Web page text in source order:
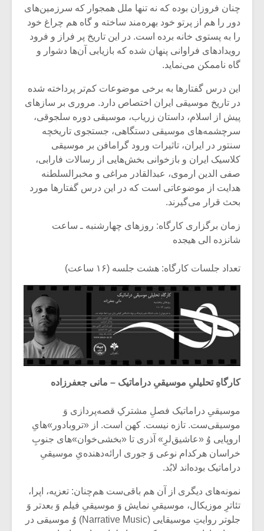
چنان فروزان بوده که نه تنها ملل همجوار که سرزمین‌های
دور را هم از پرتو خود بهره‌مند ساخته و گاه هم چراغ خود
را به پستوی خانه برده است. در این تاریخ پر فراز و فرود
رویدادهای فراوانی پنهان شده که بازیابی آن‌ها دشوار و
گاه ناممکن می‌نماید.
این درس گفتارها به برخی موضوعات کم‌تر پرداخته شده
در تاریخ موسیقی ایران اختصاص دارد. مروری بر سازهای
پیش از اسلام، داستان زریاب، موسیقی دوره سلجوقی،
سرچشمه‌های موسیقی دستگاهی، جستجوی تاریخچه
سنتور در ایران، تاثیرات ورود گرامافن بر موسیقی
کلاسیک ایران و بازخوانی بخش‌هایی از رسالات فارابی،
صفی الدین ارموی، عبدالقادر مراغی و مخبرالسلطنه
هدایت از موضوعاتی است که در این درس گفتارها مورد
بحث قرار می‌گیرند.
زمان برگزاری کارگاه: روزهای چهارشنبه ـ ساعت
شانزده الی هیجده
تعداد جلسات کارگاه: هشت جلسه (۱۶ ساعت)
کارگاه‌ِ تحلیلیِ موسیقیِ دراماتیک – مانی جعفرزاده
موسیقیِ دراماتیک فصلِ مشترکِ قصه‌پردازی وَ
موسیقی‌ست. تازه نیست. کهن است. از «تروبادور»هایِ
اروپایی وُ «عاشیق‌لرِ» آذری تا «بخشی‌خوان»‌های جنوبِ
خراسان هرکدام نوعی وَ جوری ارائه‌دهنده‌یِ موسیقیِ
دراماتیک بوده‌اند لابُد.
نمونه‌های دیگری از آن هم باقی‌ست هم‌چنان: تعزیه، اپرا،
تئاترِ موزیکال، موسیقیِ نمایش وَ موسیقیِ فیلم وَ بعدتر وَ
جلوتر روایتِ موسیقایی (Narrative Music) وُ موسیقی در